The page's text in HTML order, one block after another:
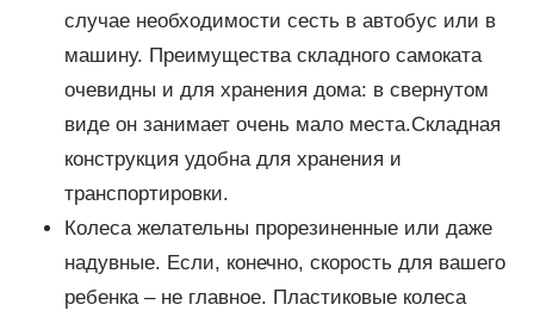
случае необходимости сесть в автобус или в
машину. Преимущества складного самоката
очевидны и для хранения дома: в свернутом
виде он занимает очень мало места.Складная
конструкция удобна для хранения и
транспортировки.
Колеса желательны прорезиненные или даже
надувные. Если, конечно, скорость для вашего
ребенка – не главное. Пластиковые колеса